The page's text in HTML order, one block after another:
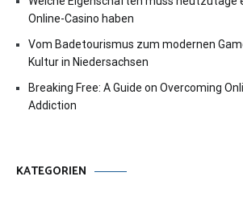
Online-Casino haben
Vom Badetourismus zum modernen
Kultur in Niedersachsen
Breaking Free: A Guide on Overcoming
Addiction
KATEGORIEN